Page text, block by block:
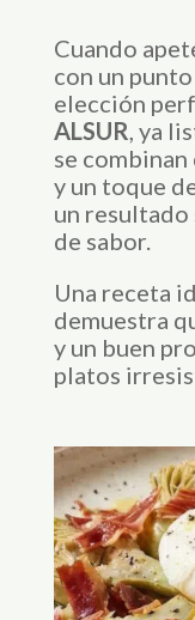
Cuando
con un
elección
ALSUR, ya
se
y un toque
un
de sabor.
Una receta
demuestra
y un buen
platos